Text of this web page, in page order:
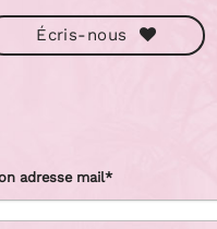
Écris-nous
adresse mail*